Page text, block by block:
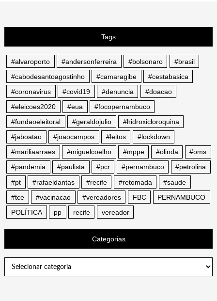
Tags
#alvaroporto #andersonferreira #bolsonaro
#brasil
#cabodesantoagostinho
#camaragibe
#cestabasica
#coronavirus
#covid19 #denuncia
#doacao
#eleicoes2020
#eua
#focopernambuco
#fundaoeleitoral
#geraldojulio
#hidroxicloroquina
#jaboatao
#joaocampos #leitos
#lockdown
#mariliaarraes
#miguelcoelho #mppe #olinda
#oms
#pandemia
#paulista #pcr #pernambuco
#petrolina
#pt
#rafaeldantas #recife #retomada
#saude
#tce
#vacinacao #vereadores FBC
PERNAMBUCO
POLÍTICA
pp recife vereador
Categorias
Categorias